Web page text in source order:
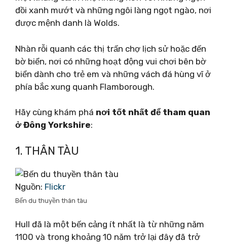
đồi xanh mướt và những ngôi làng ngọt ngào, nơi
được mệnh danh là Wolds.
Nhàn rỗi quanh các thị trấn chợ lịch sử hoặc đến
bờ biển, nơi có những hoạt động vui chơi bên bờ
biển dành cho trẻ em và những vách đá hùng vĩ ở
phía bắc xung quanh Flamborough.
Hãy cùng khám phá nơi tốt nhất để tham quan
ở Đông Yorkshire:
1. THÂN TÀU
Nguồn: Flickr
Bến du thuyền thân tàu
Hull đã là một bến cảng ít nhất là từ những năm
1100 và trong khoảng 10 năm trở lại đây đã trở